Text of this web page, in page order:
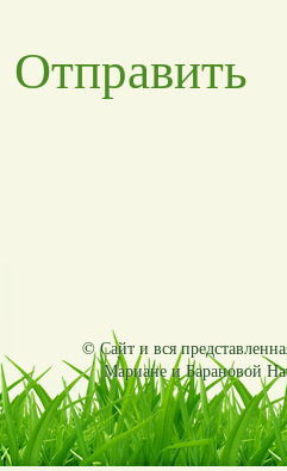
Отправить
© Сайт и вся
Мариане и Барановой